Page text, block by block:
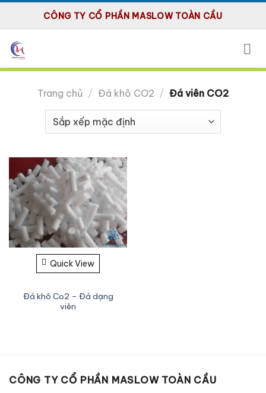
dung
CÔNG TY CỔ PHẦN MASLOW TOÀN CẦU
Trang chủ / Đá khô CO2 / Đá viên CO2
Quick View
Đá khô Co2 – Đá dạng
viên
CÔNG TY CỔ PHẦN MASLOW TOÀN CẦU